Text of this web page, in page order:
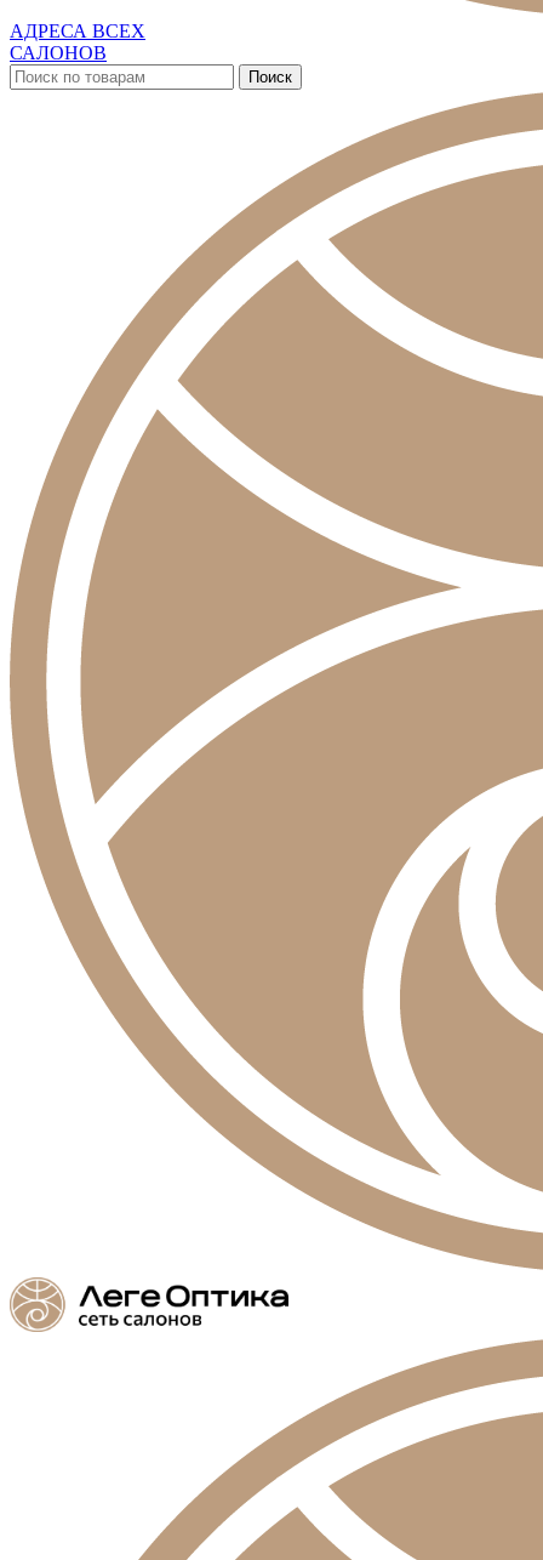
АДРЕСА ВСЕХ
САЛОНОВ